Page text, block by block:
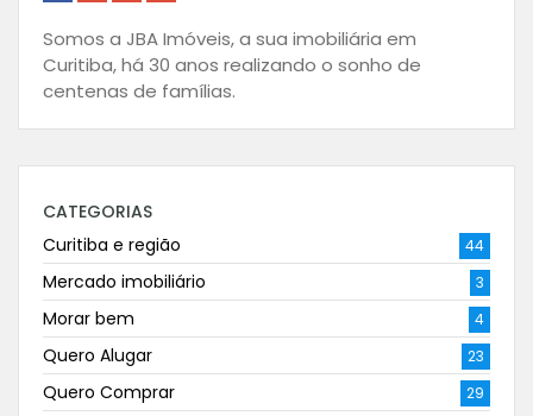
Somos a JBA Imóveis, a sua imobiliária em
Curitiba, há 30 anos realizando o sonho de
centenas de famílias.
CATEGORIAS
Curitiba e região
44
Mercado imobiliário 3
Morar bem 4
Quero Alugar 23
Quero Comprar 29